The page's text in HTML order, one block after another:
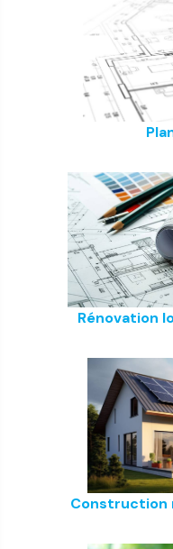
Rénovation
Construction